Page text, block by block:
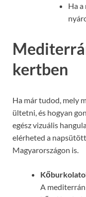
Ha
kertben
Ha már tudod, mely
ültetni, és hogyan
egész vizuális
elérheted a
Magyarországon is.
A mediterrán